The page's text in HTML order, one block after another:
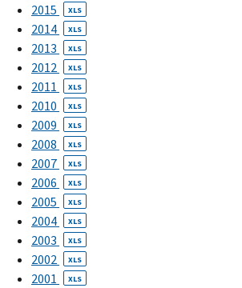
2015 XLS
2014 XLS
2013 XLS
2012 XLS
2011 XLS
2010 XLS
2009 XLS
2008 XLS
2007 XLS
2006 XLS
2005 XLS
2004 XLS
2003 XLS
2002 XLS
2001 XLS